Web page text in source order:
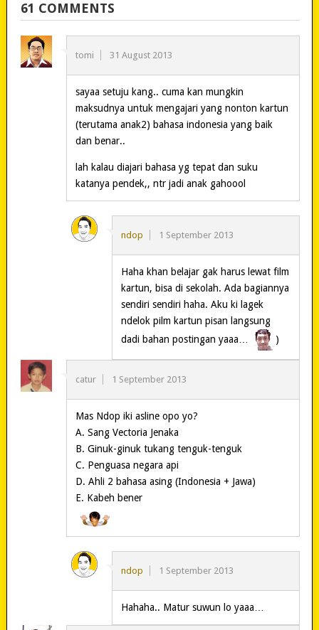
61 COMMENTS
tomi 31 August 2013
sayaa setuju kang.. cuma kan mungkin
maksudnya untuk mengajari yang nonton kartun
(terutama anak2) bahasa indonesia yang baik
dan benar..
lah kalau diajari bahasa yg tepat dan suku
katanya pendek,, ntr jadi anak gahoool
ndop 1 September 2013
Haha khan belajar gak harus lewat film
kartun, bisa di sekolah. Ada bagiannya
sendiri sendiri haha. Aku ki lagek
ndelok pilm kartun pisan langsung
dadi bahan postingan yaaa…
)
catur 1 September 2013
Mas Ndop iki asline opo yo?
A. Sang Vectoria Jenaka
B. Ginuk-ginuk tukang tenguk-tenguk
C. Penguasa negara api
D. Ahli 2 bahasa asing (Indonesia + Jawa)
E. Kabeh bener
ndop 1 September 2013
Hahaha.. Matur suwun lo yaaa…